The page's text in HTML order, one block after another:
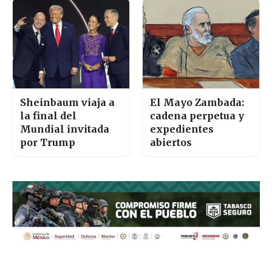
Sheinbaum viaja a
la final del
Mundial invitada
por Trump
El Mayo Zambada:
cadena perpetua y
expedientes
abiertos